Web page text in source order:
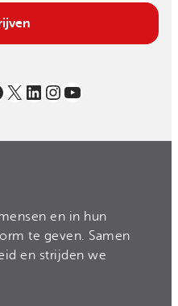
X LinkedIn
Instagram
YouTube
en in hun
te geven. Samen
en strijden we